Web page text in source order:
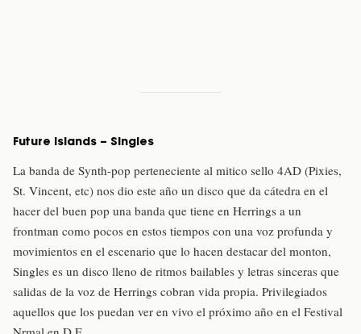
Future Islands – Singles
La banda de Synth-pop perteneciente al mitico sello 4AD (Pixies,
St. Vincent, etc) nos dio este año un disco que da cátedra en el
hacer del buen pop una banda que tiene en Herrings a un
frontman como pocos en estos tiempos con una voz profunda y
movimientos en el escenario que lo hacen destacar del monton,
Singles es un disco lleno de ritmos bailables y letras sinceras que
salidas de la voz de Herrings cobran vida propia. Privilegiados
aquellos que los puedan ver en vivo el próximo año en el Festival